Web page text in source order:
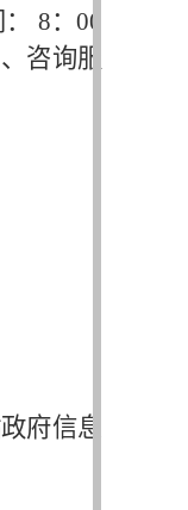
8：00
咨询服
府信息